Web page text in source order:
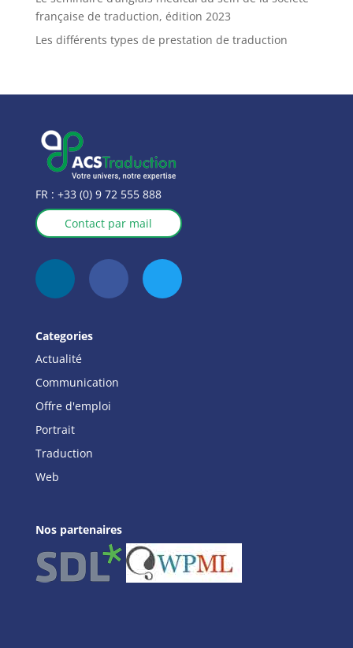
française de traduction, édition 2023
Les différents types de prestation de traduction
FR : +33 (0) 9 72 555 888
Contact par mail
Categories
Actualité
Communication
Offre d'emploi
Portrait
Traduction
Web
Nos partenaires